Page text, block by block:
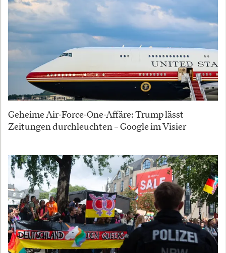
Geheime Air-Force-One-Affäre: Trump lässt
Zeitungen durchleuchten – Google im Visier